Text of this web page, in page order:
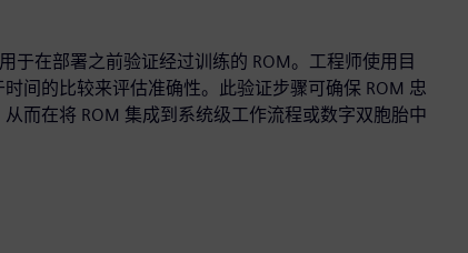
于在部署之前验证经过训练的 ROM。工程师使用目
间的比较来评估准确性。此验证步骤可确保 ROM 忠
而在将 ROM 集成到系统级工作流程或数字双胞胎中